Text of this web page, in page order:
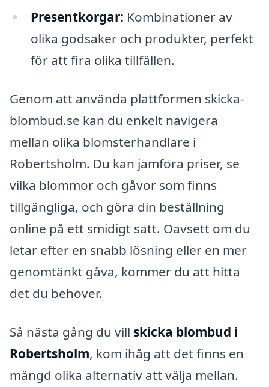
Presentkorgar: Kombinationer av
olika godsaker och produkter, perfekt
för att fira olika tillfällen.
Genom att använda plattformen skicka-
blombud.se kan du enkelt navigera
mellan olika blomsterhandlare i
Robertsholm. Du kan jämföra priser, se
vilka blommor och gåvor som finns
tillgängliga, och göra din beställning
online på ett smidigt sätt. Oavsett om du
letar efter en snabb lösning eller en mer
genomtänkt gåva, kommer du att hitta
det du behöver.
Så nästa gång du vill skicka blombud i
Robertsholm, kom ihåg att det finns en
mängd olika alternativ att välja mellan.